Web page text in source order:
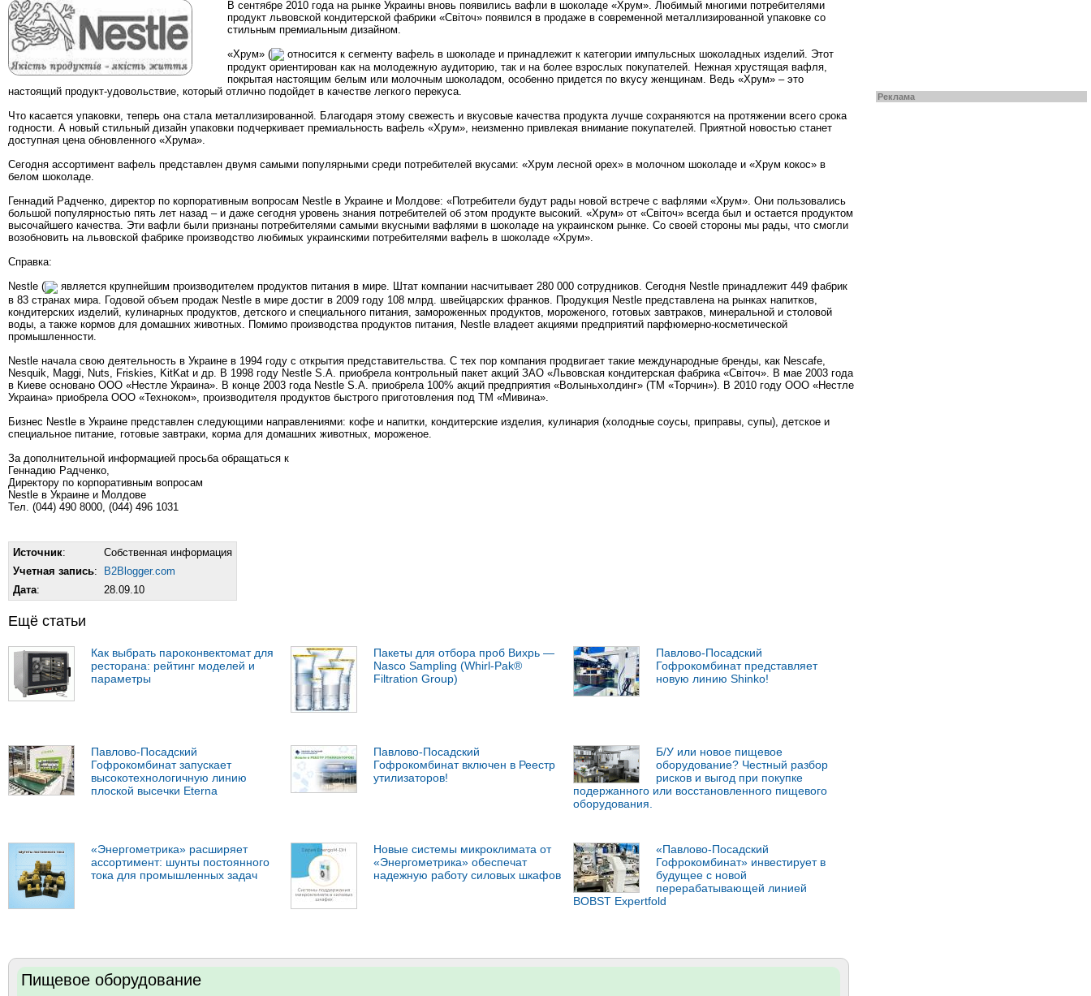
Реклама
В сентябре 2010 года на рынке Украины вновь появились вафли в шоколаде «Хрум». Любимый многими потребителями
продукт львовской кондитерской фабрики «Світоч» появился в продаже в современной металлизированной упаковке со
стильным премиальным дизайном.
«Хрум» (
относится к сегменту вафель в шоколаде и принадлежит к категории импульсных шоколадных изделий. Этот
продукт ориентирован как на молодежную аудиторию, так и на более взрослых покупателей. Нежная хрустящая вафля,
покрытая настоящим белым или молочным шоколадом, особенно придется по вкусу женщинам. Ведь «Хрум» – это
настоящий продукт-удовольствие, который отлично подойдет в качестве легкого перекуса.
Что касается упаковки, теперь она стала металлизированной. Благодаря этому свежесть и вкусовые качества продукта лучше сохраняются на протяжении всего срока
годности. А новый стильный дизайн упаковки подчеркивает премиальность вафель «Хрум», неизменно привлекая внимание покупателей. Приятной новостью станет
доступная цена обновленного «Хрума».
Сегодня ассортимент вафель представлен двумя самыми популярными среди потребителей вкусами: «Хрум лесной орех» в молочном шоколаде и «Хрум кокос» в
белом шоколаде.
Геннадий Радченко, директор по корпоративным вопросам Nestle в Украине и Молдове: «Потребители будут рады новой встрече с вафлями «Хрум». Они пользовались
большой популярностью пять лет назад – и даже сегодня уровень знания потребителей об этом продукте высокий. «Хрум» от «Світоч» всегда был и остается продуктом
высочайшего качества. Эти вафли были признаны потребителями самыми вкусными вафлями в шоколаде на украинском рынке. Со своей стороны мы рады, что смогли
возобновить на львовской фабрике производство любимых украинскими потребителями вафель в шоколаде «Хрум».
Справка:
Nestle (
является крупнейшим производителем продуктов питания в мире. Штат компании насчитывает 280 000 сотрудников. Сегодня Nestle принадлежит 449 фабрик
в 83 странах мира. Годовой объем продаж Nestle в мире достиг в 2009 году 108 млрд. швейцарских франков. Продукция Nestle представлена на рынках напитков,
кондитерских изделий, кулинарных продуктов, детского и специального питания, замороженных продуктов, мороженого, готовых завтраков, минеральной и столовой
воды, а также кормов для домашних животных. Помимо производства продуктов питания, Nestle владеет акциями предприятий парфюмерно-косметической
промышленности.
Nestle начала свою деятельность в Украине в 1994 году с открытия представительства. С тех пор компания продвигает такие международные бренды, как Nescafe,
Nesquik, Maggi, Nuts, Friskies, KitKat и др. В 1998 году Nestle S.A. приобрела контрольный пакет акций ЗАО «Львовская кондитерская фабрика «Світоч». В мае 2003 года
в Киеве основано ООО «Нестле Украина». В конце 2003 года Nestle S.A. приобрела 100% акций предприятия «Волыньхолдинг» (ТМ «Торчин»). В 2010 году ООО «Нестле
Украина» приобрела ООО «Техноком», производителя продуктов быстрого приготовления под ТМ «Мивина».
Бизнес Nestle в Украине представлен следующими направлениями: кофе и напитки, кондитерские изделия, кулинария (холодные соусы, приправы, супы), детское и
специальное питание, готовые завтраки, корма для домашних животных, мороженое.
За дополнительной информацией просьба обращаться к
Геннадию Радченко,
Директору по корпоративным вопросам
Nestle в Украине и Молдове
Тел. (044) 490 8000, (044) 496 1031
Источник:
Собственная информация
Учетная запись:
B2Blogger.com
Дата: 28.09.10
Ещё статьи
Как выбрать пароконвектомат для
ресторана: рейтинг моделей и
параметры
Пакеты для отбора проб Вихрь —
Nasco Sampling (Whirl-Pak®
Filtration Group)
Павлово-Посадский
Гофрокомбинат представляет
новую линию Shinko!
Павлово-Посадский
Гофрокомбинат запускает
высокотехнологичную линию
плоской высечки Eterna
Павлово-Посадский
Гофрокомбинат включен в Реестр
утилизаторов!
Б/У или новое пищевое
оборудование? Честный разбор
рисков и выгод при покупке
подержанного или восстановленного пищевого
оборудования.
«Энергометрика» расширяет
ассортимент: шунты постоянного
тока для промышленных задач
Новые системы микроклимата от
«Энергометрика» обеспечат
надежную работу силовых шкафов
«Павлово-Посадский
Гофрокомбинат» инвестирует в
будущее с новой
перерабатывающей линией
BOBST Expertfold
Пищевое оборудование